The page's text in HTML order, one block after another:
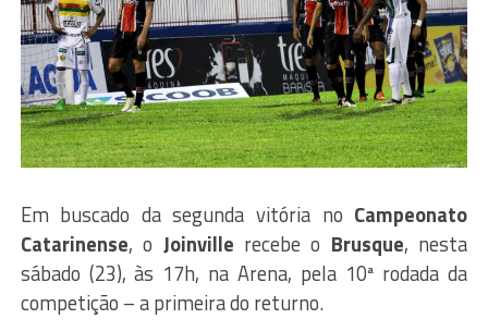
Em buscado da segunda vitória no Campeonato
Catarinense, o Joinville recebe o Brusque, nesta
sábado (23), às 17h, na Arena, pela 10ª rodada da
competição – a primeira do returno.